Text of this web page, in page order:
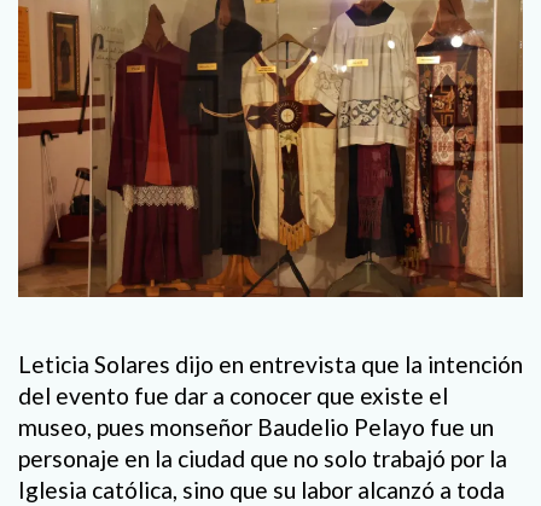
Leticia Solares dijo en entrevista que la intención
del evento fue dar a conocer que existe el
museo, pues monseñor Baudelio Pelayo fue un
personaje en la ciudad que no solo trabajó por la
Iglesia católica, sino que su labor alcanzó a toda